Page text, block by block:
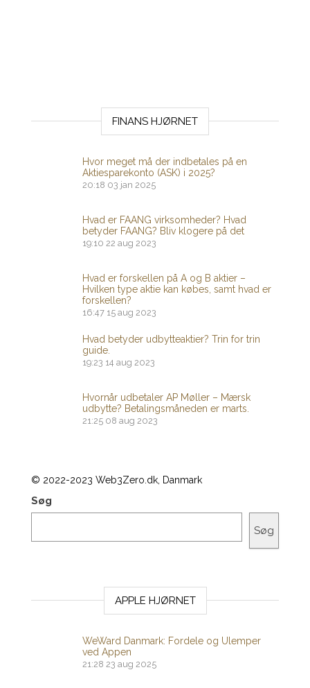
FINANS HJØRNET
Hvor meget må der indbetales på en
Aktiesparekonto (ASK) i 2025?
20:18 03 jan 2025
Hvad er FAANG virksomheder? Hvad
betyder FAANG? Bliv klogere på det
19:10 22 aug 2023
Hvad er forskellen på A og B aktier –
Hvilken type aktie kan købes, samt hvad er
forskellen?
16:47 15 aug 2023
Hvad betyder udbytteaktier? Trin for trin
guide.
19:23 14 aug 2023
Hvornår udbetaler AP Møller – Mærsk
udbytte? Betalingsmåneden er marts.
21:25 08 aug 2023
© 2022-2023 Web3Zero.dk, Danmark
Søg
Søg
APPLE HJØRNET
WeWard Danmark: Fordele og Ulemper
ved Appen
21:28 23 aug 2025